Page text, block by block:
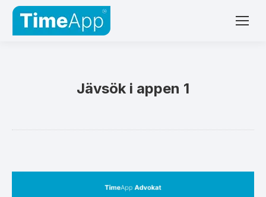
Jävsök i appen 1